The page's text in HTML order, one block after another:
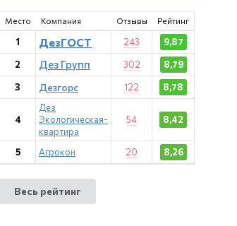
Место Компания Отзывы Рейтинг
1 ДезГОСТ 243
9,87
2
Дез Групп 302
8,79
3
Дезгорс 122 8,78
4
Дез
Экологическая-
квартира
54 8,42
5 Агрокон 20 8,26
Весь рейтинг